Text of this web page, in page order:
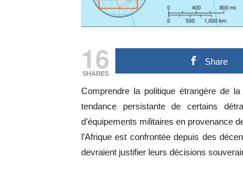
16
SHARES
Share
Comprendre la politique étrangère de
tendance persistante de certains
d’équipements militaires en provenance
l’Afrique est confrontée depuis des
devraient justifier leurs décisions